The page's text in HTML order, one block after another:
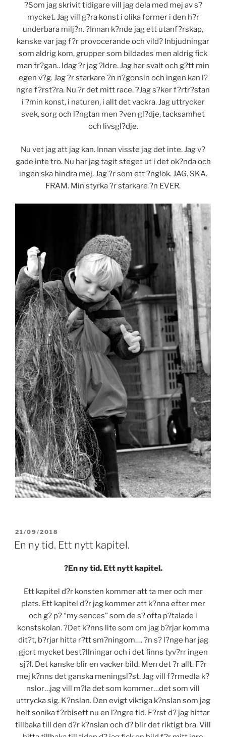
?Som jag skrivit tidigare vill jag dela med mej av s?
mycket. Jag vill g?ra konst i olika former i den h?r
underbara milj?n. ?Innan k?nde jag ett utanf?rskap,
kanske var jag f?r provocerande och vild? Inbjudningar
som aldrig kom, grupper som bildades men aldrig fick
man fr?gan.. Idag ?r jag ?ldre. Jag har svalt och g?tt min
egen v?g. Jag ?r starkare ?n n?gonsin och ingen kan l?
ngre f?rst?ra. Nu ?r det mitt race. ?Jag s?ker f?rtr?stan
i ?min konst, i naturen, i allt det vackra. Jag uttrycker
svek, sorg och l?ngtan men ?ven gl?dje, tacksamhet
och livsgl?dje.
Nu vet jag att jag kan. Innan visste jag det inte. Jag v?
gade inte tro. Nu har jag tagit steget ut i det ok?nda och
ingen ska hindra mej. Jag ?r som ett ?nglok. JAG. SKA.
FRAM. Min styrka ?r starkare ?n EVER.
POSTED
ON
21/09/2018
En ny tid. Ett nytt kapitel.
?En ny tid. Ett nytt kapitel.
Ett kapitel d?r konsten kommer att ta mer och mer
plats. Ett kapitel d?r jag kommer att k?nna efter mer
och g? p? “my sences” som de s? ofta p?talade i
konstskolan. ?Det k?nns lite som om jag b?rjar komma
dit?t, b?rjar hitta r?tt sm?ningom…. ?n s? l?nge har jag
gjort mycket best?llningar och i det finns tyv?rr ingen
sj?l. Det kanske blir en vacker bild. Men det ?r allt. F?r
mej k?nns det ganska meningsl?st. Jag vill f?rmedla k?
nslor…jag vill m?la det som kommer…det som vill
uttrycka sig. K?nslan. Den evigt viktiga k?nslan som jag
helt sonika f?rbisett nu en l?ngre tid. F?rst d? jag hittar
tillbaka till den d?r k?nslan och d? blir det riktigt bra. Vill